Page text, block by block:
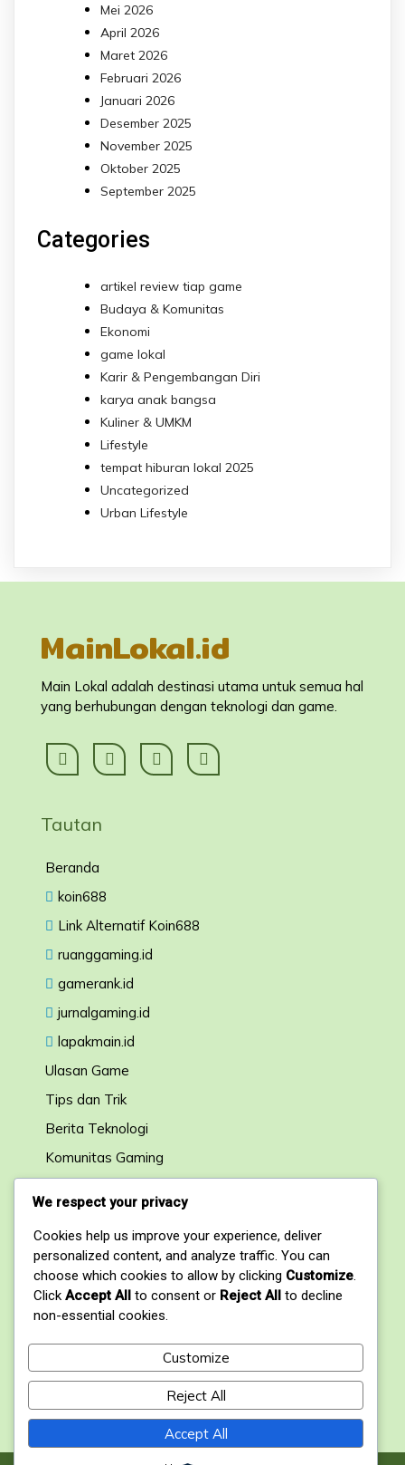
Mei 2026
April 2026
Maret 2026
Februari 2026
Januari 2026
Desember 2025
November 2025
Oktober 2025
September 2025
Categories
artikel review tiap game
Budaya & Komunitas
Ekonomi
game lokal
Karir & Pengembangan Diri
karya anak bangsa
Kuliner & UMKM
Lifestyle
tempat hiburan lokal 2025
Uncategorized
Urban Lifestyle
MainLokal.id
Main Lokal adalah destinasi utama untuk semua hal
yang berhubungan dengan teknologi dan game.
Tautan
Beranda
koin688
Link Alternatif Koin688
ruanggaming.id
gamerank.id
jurnalgaming.id
lapakmain.id
Ulasan Game
Tips dan Trik
Berita Teknologi
Komunitas Gaming
Kontak
1, My Address, My Street, New York City, NY,
USA
+1234567890
contact@domain.com
We respect your privacy
Cookies help us improve your experience, deliver
personalized content, and analyze traffic. You can
choose which cookies to allow by clicking Customize.
Click Accept All to consent or Reject All to decline
non-essential cookies.
Customize
Reject All
Accept All